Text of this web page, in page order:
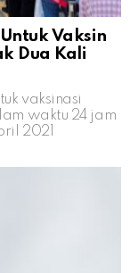
Vaksin
Dua Kali
vaksinasi
waktu 24 jam
2021